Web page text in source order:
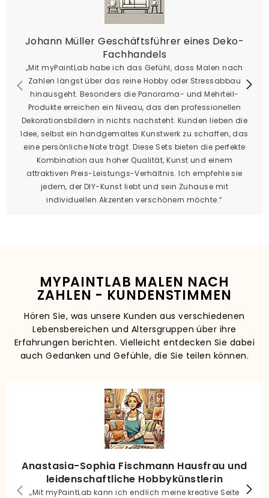
Johann Müller Geschäftsführer eines Deko-
Fachhandels
„Mit myPaintLab habe ich das Gefühl, dass Malen nach
Zahlen längst über das reine Hobby oder Stressabbau
hinausgeht. Besonders die Panorama- und Mehrteil-
Produkte erreichen ein Niveau, das den professionellen
Dekorationsbildern in nichts nachsteht. Kunden lieben die
Idee, selbst ein handgemaltes Kunstwerk zu schaffen, das
eine persönliche Note trägt. Diese Sets bieten die perfekte
Kombination aus hoher Qualität, Kunst und einem
attraktiven Preis-Leistungs-Verhältnis. Ich empfehle sie
jedem, der DIY-Kunst liebt und sein Zuhause mit
individuellen Akzenten verschönern möchte.“
MYPAINTLAB MALEN NACH
ZAHLEN - KUNDENSTIMMEN
Hören Sie, was unsere Kunden aus verschiedenen
Lebensbereichen und Altersgruppen über ihre
Erfahrungen berichten. Vielleicht entdecken Sie dabei
auch Gedanken und Gefühle, die Sie teilen können.
Anastasia-Sophia Fischmann Hausfrau und
leidenschaftliche Hobbykünstlerin
„Mit myPaintLab kann ich endlich meine kreative Seite